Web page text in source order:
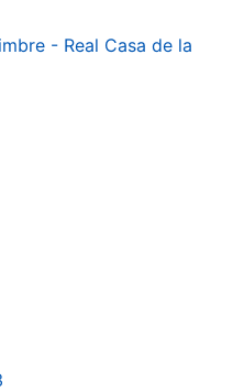
- Real Casa de la